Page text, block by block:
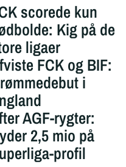
scorede kun
Kig på de
ligaer
FCK og BIF:
i
AGF-rygter:
2,5 mio på
profil